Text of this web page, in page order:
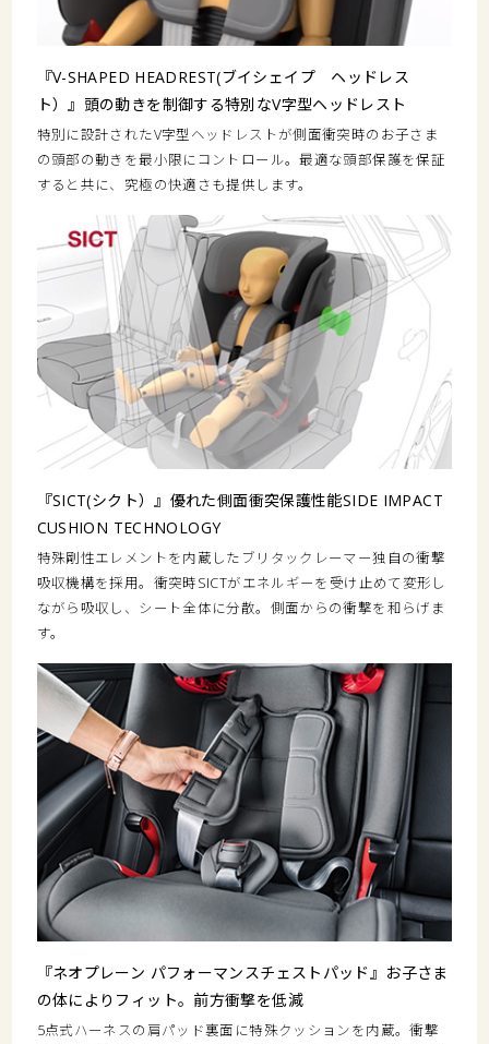
『V-SHAPED HEADREST(ブイシェイプ ヘッドレス
ト）』頭の動きを制御する特別なV字型ヘッドレスト
特別に設計されたV字型ヘッドレストが側面衝突時のお子さま
の頭部の動きを最小限にコントロール。最適な頭部保護を保証
すると共に、究極の快適さも提供します。
『SICT(シクト）』優れた側面衝突保護性能SIDE IMPACT
CUSHION TECHNOLOGY
特殊剛性エレメントを内蔵したブリタックレーマー独自の衝撃
吸収機構を採用。衝突時SICTがエネルギーを受け止めて変形し
ながら吸収し、シート全体に分散。側面からの衝撃を和らげま
す。
『ネオプレーン パフォーマンスチェストパッド』お子さま
の体によりフィット。前方衝撃を低減
5点式ハーネスの肩パッド裏面に特殊クッションを内蔵。衝撃